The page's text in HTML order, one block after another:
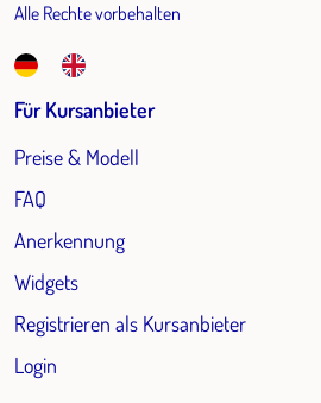
Alle Rechte vorbehalten
Für Kursanbieter
Preise & Modell
FAQ
Anerkennung
Widgets
Registrieren als Kursanbieter
Login